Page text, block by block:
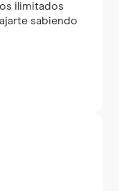
ilimitados
sabiendo